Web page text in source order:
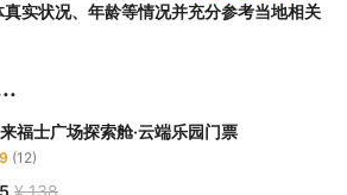
真实状况、年龄等情况并充分参考当地相关
等准入要求
、心脏病等不适合刺激性游玩项目的疾病
弱的游客参加本项目，
由您本人承担一切责任，因此给旅行社造
福士广场探索舱·云端乐园门票
(12)